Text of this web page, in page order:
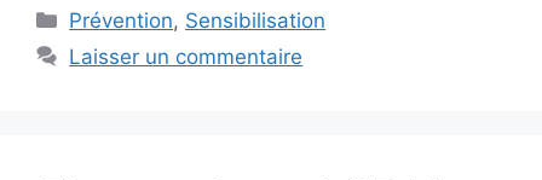
Catégories
Prévention, Sensibilisation
Laisser un commentaire